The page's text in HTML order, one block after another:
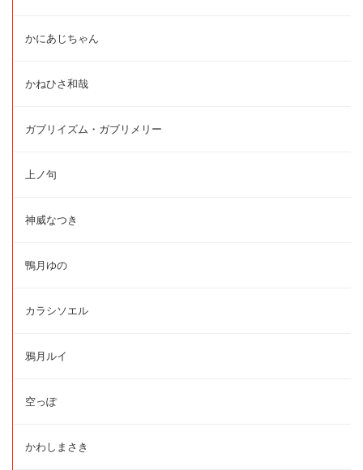
かにあじちゃん
かねひさ和哉
ガブリイズム・ガブリメリー
上ノ句
神威なつき
鴨月ゆの
カラシソエル
鴉月ルイ
空っぽ
かわしまさき